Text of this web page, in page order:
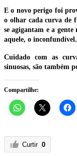
E o novo perigo foi
o olhar cada curva de
se agigantam e a
aquele, o inconfundível.
Cuidado com as
sinuosas, são também
Compartilhe:
Curtir 0